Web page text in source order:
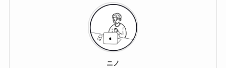
ニノ